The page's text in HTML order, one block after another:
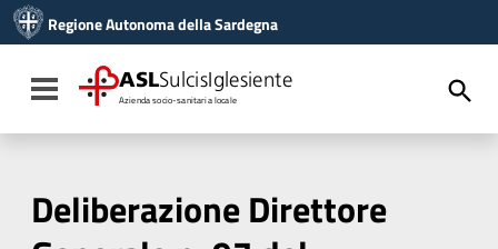
Vai al menu di navigazione
Vai al footer
Regione Autonoma della Sardegna
Toggle navigation
ASLSulcisIglesiente
Azienda socio-sanitaria locale
Deliberazione Direttore